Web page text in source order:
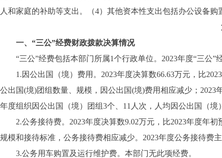
人和家庭的补助等支出。（4）其他资本性支出包括办公设备购
一、“三公”经费财政拨款决算情况
“三公”经费包括本部门所属1个行政单位。2023年度“三公”
1.因公出国（境）费用。2023年度决算数66.63万元，比
公出国(境)团组数量、规模，因公出国(境)费用相应减少；
年度组织因公出国（境）团组3个、11人次，人均因公出国（境
2.公务接待费。2023年度决算数9.02万元，比2023年度年初
规模和接待标准，公务接待费相应减少。2023年度公务接待费
3.公务用车购置及运行维护费。本部门无此项经费。